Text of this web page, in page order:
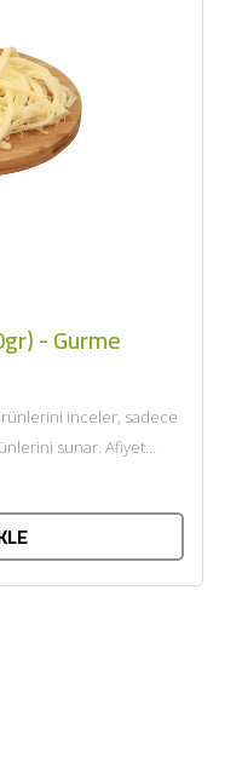
- Gurme
inceler, sadece
sunar. Afiyet